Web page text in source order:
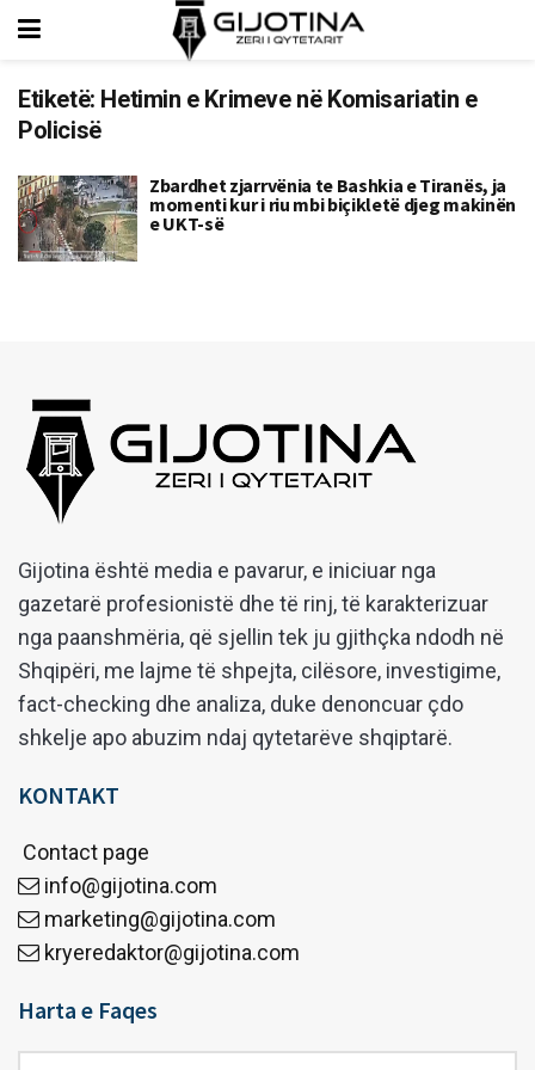
Etiketë: Hetimin e Krimeve në Komisariatin e
Policisë
Zbardhet zjarrvënia te Bashkia e Tiranës, ja
momenti kur i riu mbi biçikletë djeg makinën
e UKT-së
Gijotina është media e pavarur, e iniciuar nga
gazetarë profesionistë dhe të rinj, të karakterizuar
nga paanshmëria, që sjellin tek ju gjithçka ndodh në
Shqipëri, me lajme të shpejta, cilësore, investigime,
fact-checking dhe analiza, duke denoncuar çdo
shkelje apo abuzim ndaj qytetarëve shqiptarë.
KONTAKT
Contact page
info@gijotina.com
marketing@gijotina.com
kryeredaktor@gijotina.com
Harta e Faqes